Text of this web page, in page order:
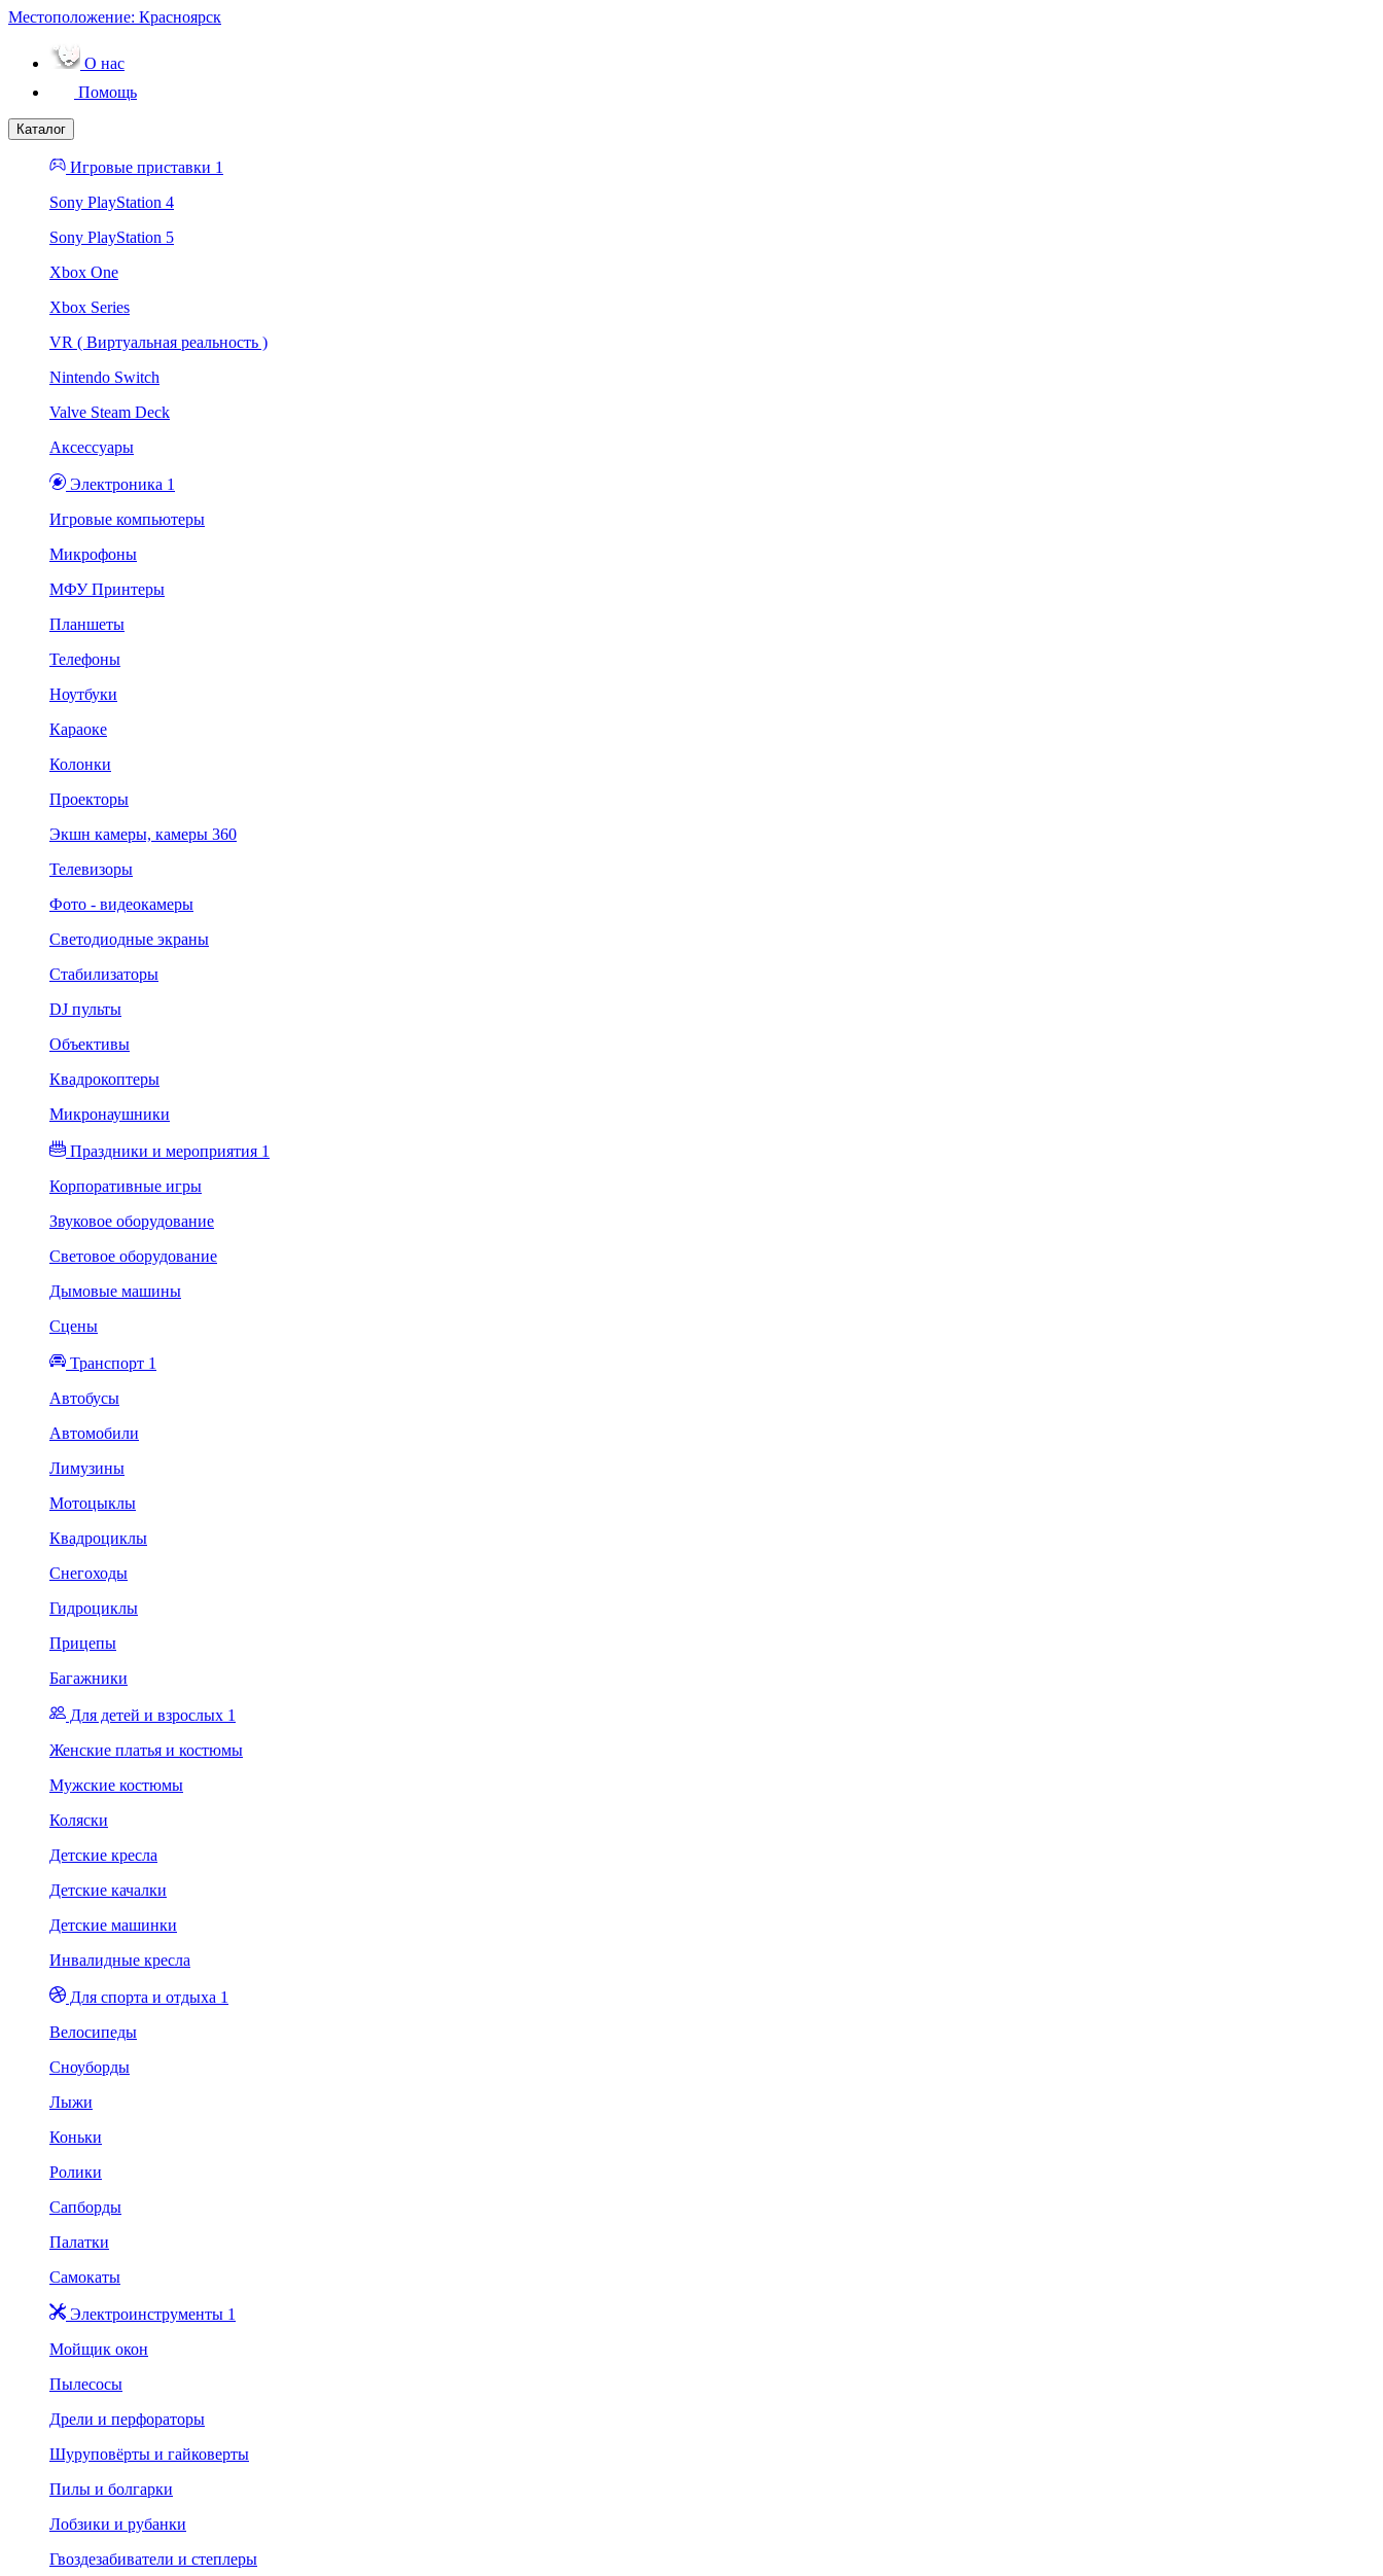
Местоположение: Красноярск
О нас
Помощь
Каталог
Игровые приставки 1
Sony PlayStation 4
Sony PlayStation 5
Xbox One
Xbox Series
VR ( Виртуальная реальность )
Nintendo Switch
Valve Steam Deck
Аксессуары
Электроника 1
Игровые компьютеры
Микрофоны
МФУ Принтеры
Планшеты
Телефоны
Ноутбуки
Караоке
Колонки
Проекторы
Экшн камеры, камеры 360
Телевизоры
Фото - видеокамеры
Светодиодные экраны
Стабилизаторы
DJ пульты
Объективы
Квадрокоптеры
Микронаушники
Праздники и мероприятия 1
Корпоративные игры
Звуковое оборудование
Световое оборудование
Дымовые машины
Сцены
Транспорт 1
Автобусы
Автомобили
Лимузины
Мотоцыклы
Квадроциклы
Снегоходы
Гидроциклы
Прицепы
Багажники
Для детей и взрослых 1
Женские платья и костюмы
Мужские костюмы
Коляски
Детские кресла
Детские качалки
Детские машинки
Инвалидные кресла
Для спорта и отдыха 1
Велосипеды
Сноуборды
Лыжи
Коньки
Ролики
Сапборды
Палатки
Самокаты
Электроинструменты 1
Мойщик окон
Пылесосы
Дрели и перфораторы
Шуруповёрты и гайковерты
Пилы и болгарки
Лобзики и рубанки
Гвоздезабиватели и степлеры